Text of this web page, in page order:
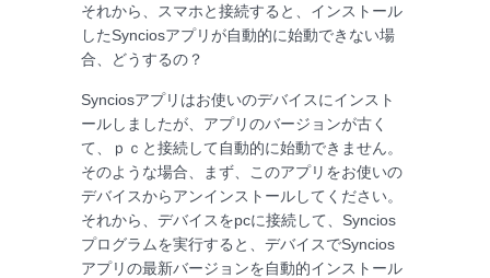
それから、スマホと接続すると、インストール
したSynciosアプリが自動的に始動できない場
合、どうするの？
Synciosアプリはお使いのデバイスにインスト
ールしましたが、アプリのバージョンが古く
て、ｐｃと接続して自動的に始動できません。
そのような場合、まず、このアプリをお使いの
デバイスからアンインストールしてください。
それから、デバイスをpcに接続して、Syncios
プログラムを実行すると、デバイスでSyncios
アプリの最新バージョンを自動的インストール